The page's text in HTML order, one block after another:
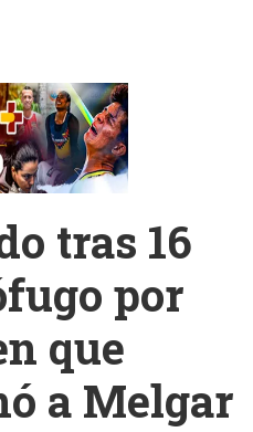
tras 16
por
que
a Melgar